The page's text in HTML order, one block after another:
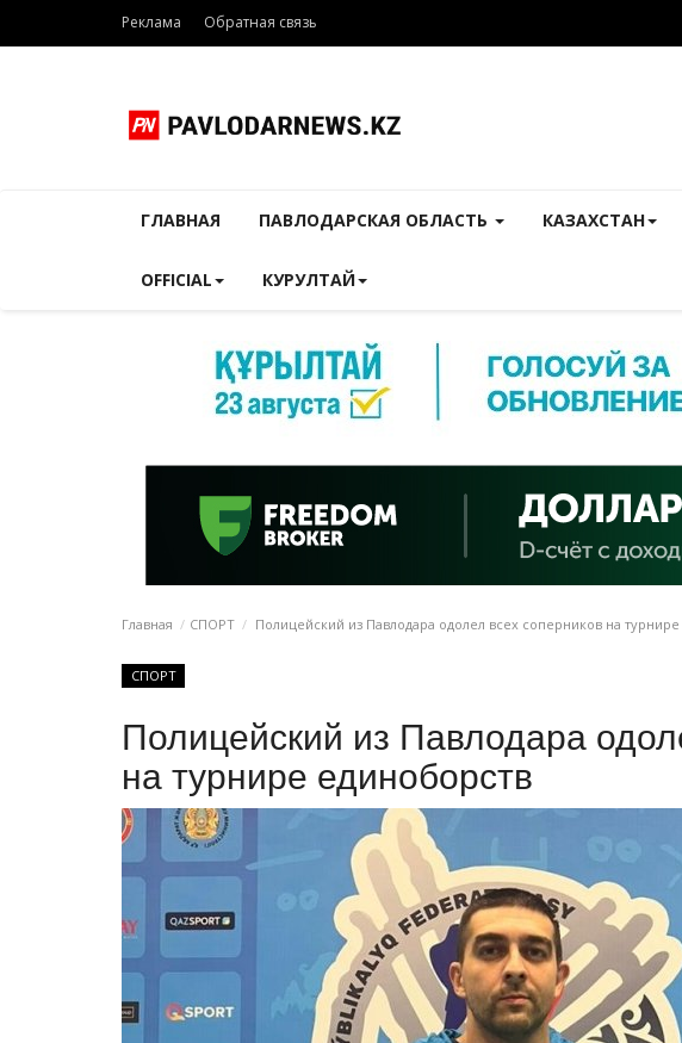
Реклама Обратная связь
ГЛАВНАЯ ПАВЛОДАРСКАЯ ОБЛАСТЬ КАЗАХСТАН
OFFICIAL КУРУЛТАЙ
Главная СПОРТ Полицейский из Павлодара одолел всех соперников на
СПОРТ
Полицейский из Павлодара
на турнире единоборств